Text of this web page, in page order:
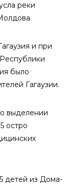
реки
и при
было
Гагаузии.
выделении
остро
детей из Дома-